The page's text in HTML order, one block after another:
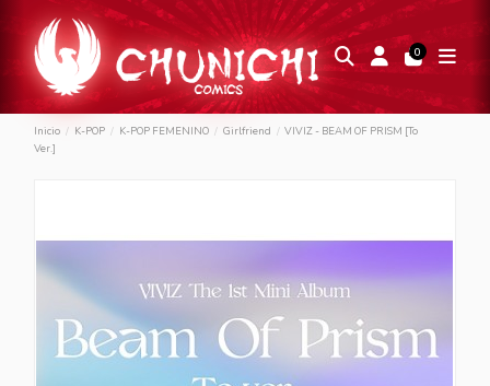
0
Inicio K-POP K-POP FEMENINO Girlfriend
VIVIZ - BEAM OF PRISM [To
Ver.]